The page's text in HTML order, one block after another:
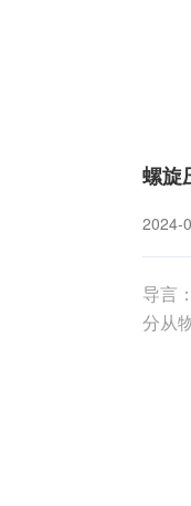
螺旋
2024-
导言
分从